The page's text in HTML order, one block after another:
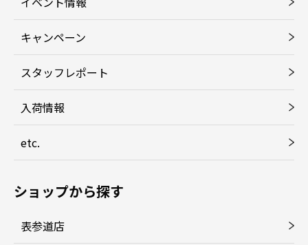
キャンペーン
スタッフレポート
入荷情報
etc.
ショップから探す
表参道店